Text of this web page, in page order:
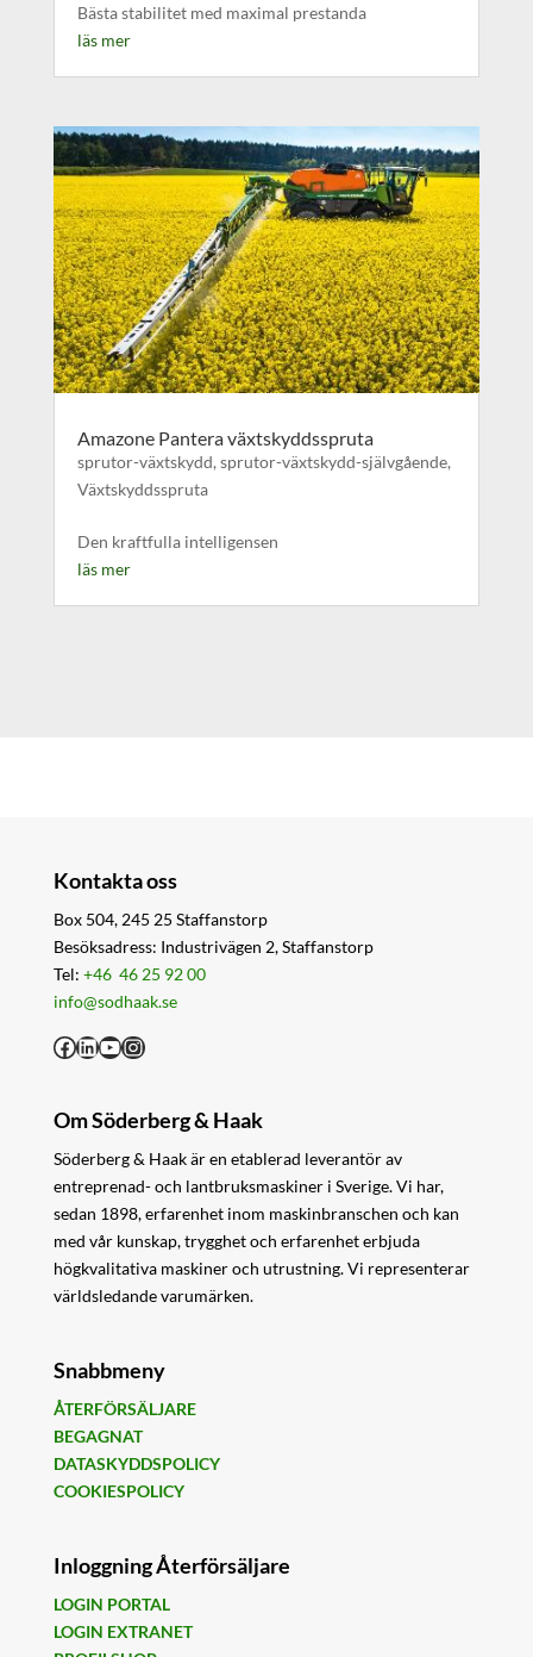
Bästa stabilitet med maximal prestanda
läs mer
Amazone Pantera växtskyddsspruta
sprutor-växtskydd, sprutor-växtskydd-självgående,
Växtskyddsspruta
Den kraftfulla intelligensen
läs mer
Kontakta oss
Box 504, 245 25 Staffanstorp
Besöksadress: Industrivägen 2, Staffanstorp
Tel: +46 46 25 92 00
info@sodhaak.se
Facebook
LinkedIn
YouTube
Instagram
Om Söderberg & Haak
Söderberg & Haak är en etablerad leverantör av
entreprenad- och lantbruksmaskiner i Sverige. Vi har,
sedan 1898, erfarenhet inom maskinbranschen och kan
med vår kunskap, trygghet och erfarenhet erbjuda
högkvalitativa maskiner och utrustning. Vi representerar
världsledande varumärken.
Snabbmeny
ÅTERFÖRSÄLJARE
BEGAGNAT
DATASKYDDSPOLICY
COOKIESPOLICY
Inloggning Återförsäljare
LOGIN PORTAL
LOGIN EXTRANET